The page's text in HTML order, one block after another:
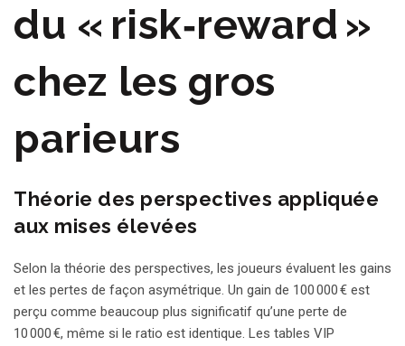
du « risk‑reward »
chez les gros
parieurs
Théorie des perspectives appliquée
aux mises élevées
Selon la théorie des perspectives, les joueurs évaluent les gains
et les pertes de façon asymétrique. Un gain de 100 000 € est
perçu comme beaucoup plus significatif qu’une perte de
10 000 €, même si le ratio est identique. Les tables VIP